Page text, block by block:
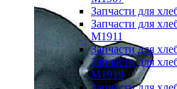
Запчасти для
Запчасти для
M1911
Запчасти для
Запчасти для
M1919